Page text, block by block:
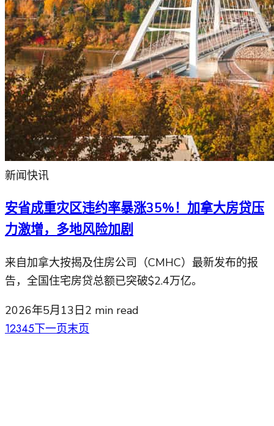
新闻快讯
安省成重灾区违约率暴涨35%！加拿大房贷压
力激增，多地风险加剧
来自加拿大按揭及住房公司（CMHC）最新发布的报
告，全国住宅房贷总额已突破$2.4万亿。
2026年5月13日2 min read
12345下一页末页